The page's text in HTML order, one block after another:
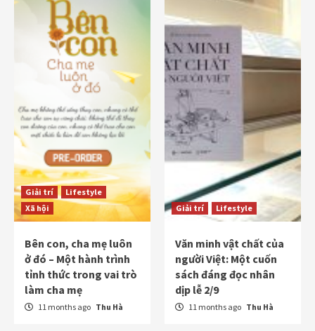
Giải trí
Lifestyle
Xã hội
Bên con, cha mẹ luôn
ở đó – Một hành trình
tỉnh thức trong vai trò
làm cha mẹ
11 months ago Thu Hà
Giải trí Lifestyle
Văn minh vật chất của
người Việt: Một cuốn
sách đáng đọc nhân
dịp lễ 2/9
11 months ago Thu Hà